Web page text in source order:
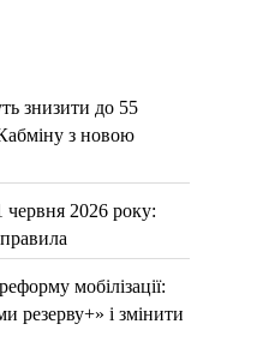
знизити до 55
з новою
червня 2026 року:
мобілізації:
резерву+» і змінити